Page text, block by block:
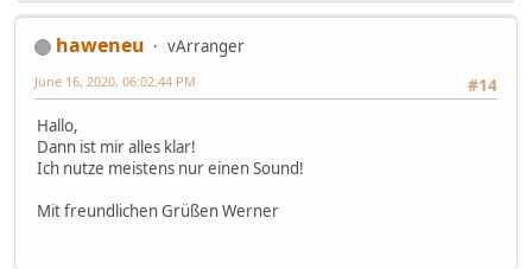
haweneu
vArranger
#14
June 16, 2020, 06:02:44 PM
Hallo,
Dann ist mir alles klar!
Ich nutze meistens nur einen Sound!
Mit freundlichen Grüßen Werner